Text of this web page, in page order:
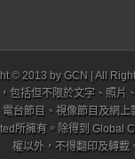
© 2013 by GCN | All
包括但不限於文字、照片
台節目、視像節目及網
所擁有。除得到 Global
權以外，不得翻印及轉載